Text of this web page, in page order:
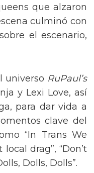
que alzaron
culminó con
el escenario,
universo RuPaul’s
y Lexi Love, así
para dar vida a
clave del
“In Trans We
drag”, “Don’t
Dolls, Dolls”.